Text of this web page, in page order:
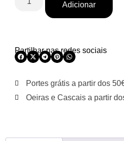
Adicionar
Partilhar nas redes sociais
Portes grátis a partir dos
Oeiras e Cascais a partir